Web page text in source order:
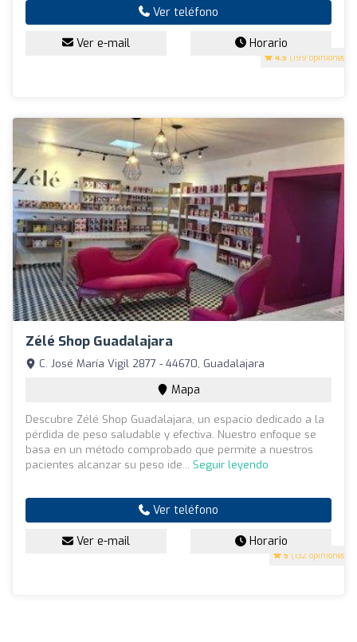
4.5 (199 opiniones)
Ver teléfono
Ver e-mail Horario
Zélé Shop Guadalajara
5 (132 opiniones)
C. José María Vigil 2877 - 44670, Guadalajara
Mapa
Descubre Zélé Shop Guadalajara, un espacio dedicado a la
pérdida de peso saludable y efectiva. Nuestro enfoque se
basa en un método comprobado que permite a nuestros
pacientes alcanzar su peso ide... Seguir leyendo
Ver teléfono
Ver e-mail Horario